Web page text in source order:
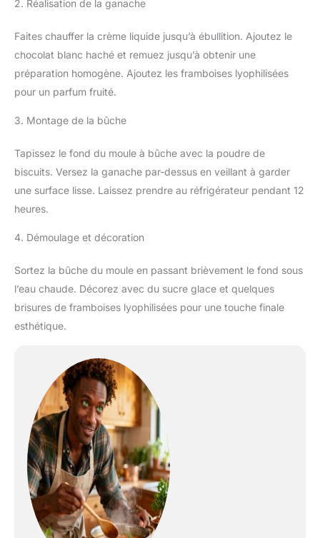
2. Réalisation de la ganache
Faites chauffer la crème liquide jusqu’à ébullition. Ajoutez le
chocolat blanc haché et remuez jusqu’à obtenir une
préparation homogène. Ajoutez les framboises lyophilisées
pour un parfum fruité.
3. Montage de la bûche
Tapissez le fond du moule à bûche avec la poudre de
biscuits. Versez la ganache par-dessus en veillant à garder
une surface lisse. Laissez prendre au réfrigérateur pendant 12
heures.
4. Démoulage et décoration
Sortez la bûche du moule en passant brièvement le fond sous
l’eau chaude. Décorez avec du sucre glace et quelques
brisures de framboises lyophilisées pour une touche finale
esthétique.